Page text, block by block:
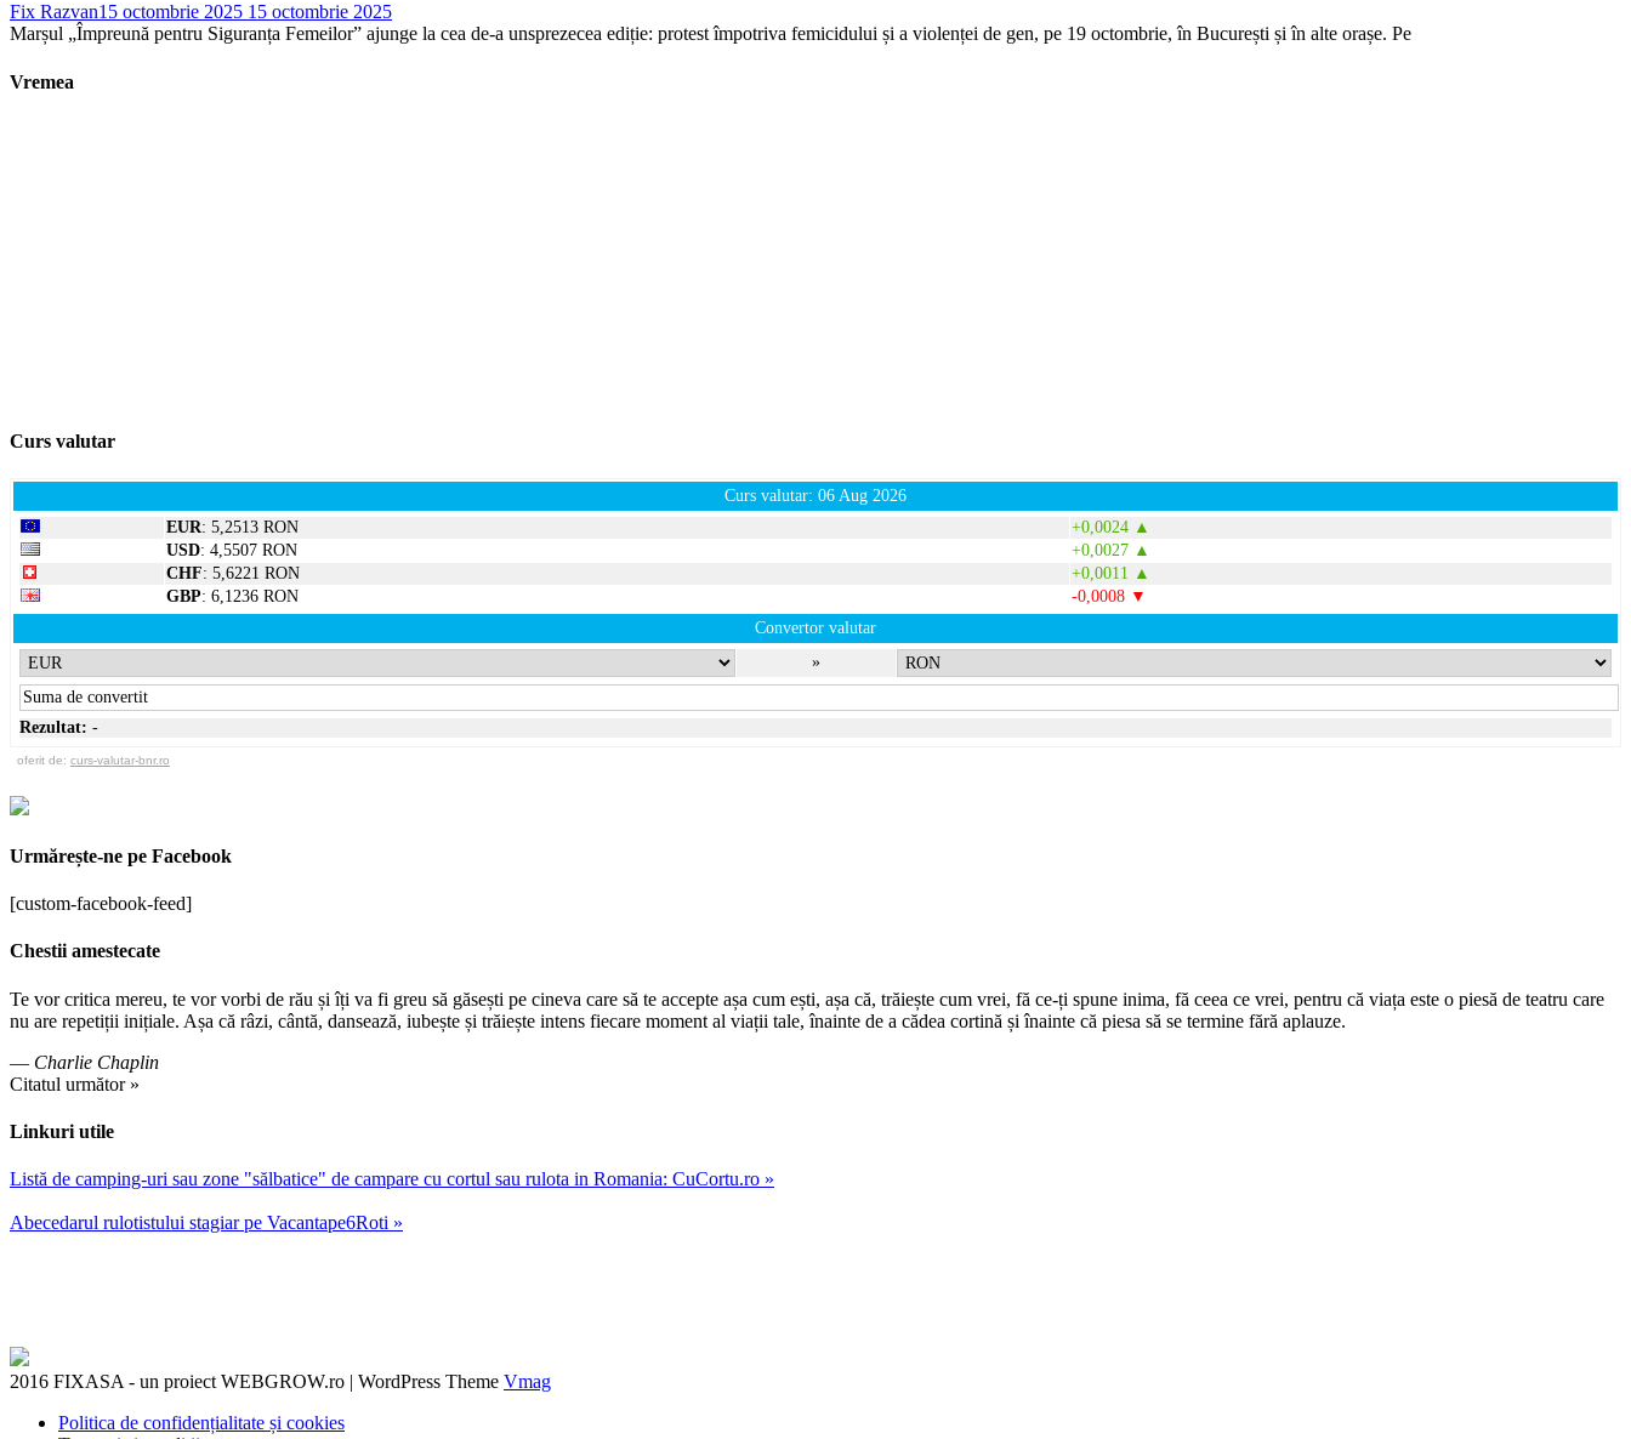
Fix Razvan15 octombrie 2025 15 octombrie 2025
Marșul „Împreună pentru Siguranța Femeilor” ajunge la cea de-a unsprezecea ediție: protest împotriva femicidului și a violenței de gen, pe 19 octombrie, în București și în alte orașe. Pe
Vremea
Curs valutar
Curs valutar: 06 Aug 2026
EUR: 5,2513 RON
+0,0024 ▲
USD: 4,5507 RON
+0,0027 ▲
CHF: 5,6221 RON
+0,0011 ▲
GBP: 6,1236 RON
-0,0008 ▼
Convertor valutar
»
Rezultat: -
oferit de: curs-valutar-bnr.ro
Urmărește-ne pe Facebook
[custom-facebook-feed]
Chestii amestecate
Te vor critica mereu, te vor vorbi de rău și îți va fi greu să găsești pe cineva care să te accepte așa cum ești, așa că, trăiește cum vrei, fă ce-ți spune inima, fă ceea ce vrei, pentru că viața este o piesă de teatru care
nu are repetiții inițiale. Așa că râzi, cântă, dansează, iubește și trăiește intens fiecare moment al viații tale, înainte de a cădea cortină și înainte că piesa să se termine fără aplauze.
— Charlie Chaplin
Citatul următor »
Linkuri utile
Listă de camping-uri sau zone "sălbatice" de campare cu cortul sau rulota in Romania: CuCortu.ro »
Abecedarul rulotistului stagiar pe Vacantape6Roti »
2016 FIXASA - un proiect WEBGROW.ro | WordPress Theme Vmag
Politica de confidențialitate și cookies